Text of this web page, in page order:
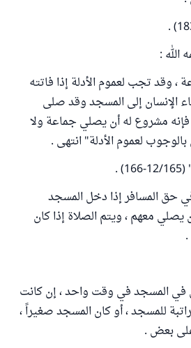
الله :
، وقد تجب لعموم الأدلة إذا فاتته
الإنسان إلى المسجد وقد صلى
مشروع له أن يصلي جماعة ولا
لعموم الأدلة" انتهى .
.
حق المسافر إذا دخل المسجد
معهم ، ويتم الصلاة إذا كان
.
في المسجد في وقت واحد ، إن كانت
للمسجد ، أو كان المسجد صغيراً ،
بعض .